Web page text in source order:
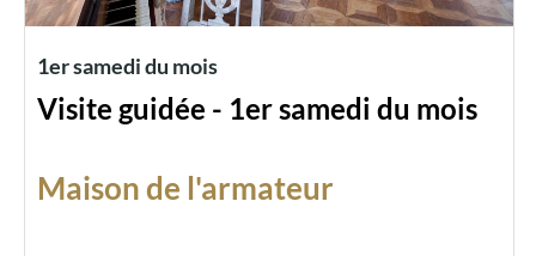
1er samedi du mois
Visite guidée - 1er samedi du mois
Maison de l'armateur